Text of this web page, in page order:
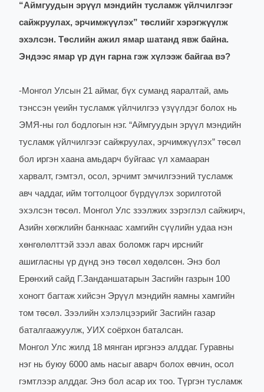
“Аймгуудын эрүүл мэндийн тусламж үйлчилгээг
сайжруулах, эрчимжүүлэх” төслийг хэрэгжүүлж
эхэлсэн. Төслийн ажил ямар шатанд явж байна.
Эндээс ямар үр дүн гарна гэж хүлээж байгаа вэ?
-Монгол Улсын 21 аймаг, бүх суманд яаралтай, амь
тэнссэн үеийн тусламж үйлчилгээ үзүүлдэг болох нь
ЭМЯ-ны гол бодлогын нэг. “Аймгуудын эрүүл мэндийн
тусламж үйлчилгээг сайжруулах, эрчимжүүлэх” төсөл
бол иргэн хаана амьдарч буйгаас үл хамааран
харвалт, гэмтэл, осол, эрчимт эмчилгээний тусламж
авч чаддаг, ийм тогтолцоог бүрдүүлэх зорилготой
эхэлсэн төсөл. Монгол Улс зээлжих зэрэглэл сайжирч,
Азийн хөгжлийн банкнаас хамгийн сүүлийн удаа нэн
хөнгөлөлттэй зээл авах боломж гарч ирснийг
ашигласны үр дүнд энэ төсөл хөдөлсөн. Энэ бол
Ерөнхий сайд Г.Занданшатарын Засгийн газрын 100
хоногт багтаж хийсэн Эрүүл мэндийн яамны хамгийн
том төсөл. Зээлийн хэлэлцээрийг Засгийн газар
баталгаажуулж, УИХ соёрхон баталсан.
Монгол Улс жилд 18 мянган иргэнээ алддаг. Гуравны
нэг нь буюу 6000 амь насыг аварч болох өвчин, осол
гэмтлээр алддаг. Энэ бол асар их тоо. Түргэн тусламж